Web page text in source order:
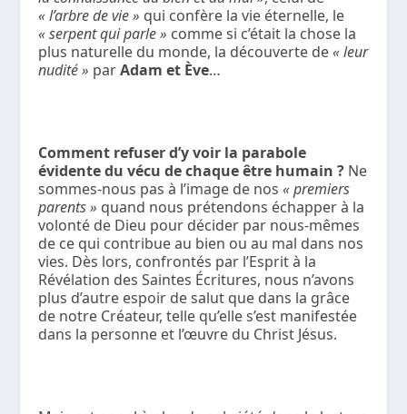
« l’arbre de vie » qui confère la vie éternelle, le
« serpent qui parle » comme si c’était la chose la
plus naturelle du monde, la découverte de« leur
nudité » parAdam et Ève…
Comment refuser d’y voir la parabole
évidente du vécu de chaque être humain ? Ne
sommes-nous pas à l’image de nos« premiers
parents » quand nous prétendons échapper à la
volonté de Dieu pour décider par nous-mêmes
de ce qui contribue au bien ou au mal dans nos
vies. Dès lors, confrontés par l’Esprit à la
Révélation des Saintes Écritures, nous n’avons
plus d’autre espoir de salut que dans la grâce
de notre Créateur, telle qu’elle s’est manifestée
dans la personne et l’œuvre du Christ Jésus.